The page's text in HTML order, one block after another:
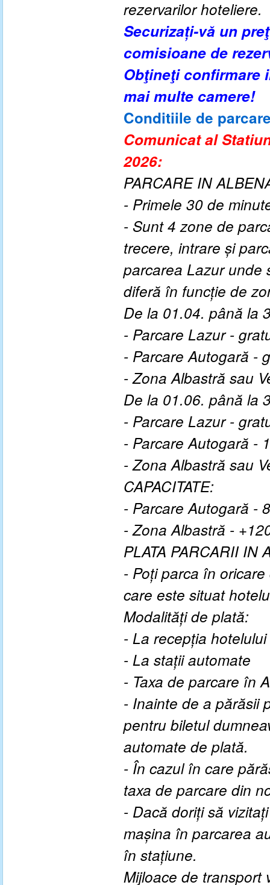
rezervarilor hoteliere.
Securizați-vă un
comisioane de
Obţineţi confirmare
mai multe camere!
Conditiile de
Comunicat al
2026:
PARCARE IN
- Primele 30 de
- Sunt 4 zone de
trecere, intrare și
parcarea Lazur unde
diferă în funcție de
De la 01.04. până la
- Parcare Lazur -
- Parcare Autogară -
- Zona Albastră sau
De la 01.06. până la
- Parcare Lazur -
- Parcare Autogară -
- Zona Albastră sau
CAPACITATE:
- Parcare Autogară -
- Zona Albastră -
PLATA PARCARII IN
- Poți parca în
care este situat
Modalități de plată:
- La recepția hotelului
- La stații automate
- Taxa de parcare în
- Inainte de a părăsii
pentru biletul
automate de plată.
- În cazul în care
taxa de parcare din
- Dacă doriți să
mașina în parcarea
în stațiune.
Mijloace de transport